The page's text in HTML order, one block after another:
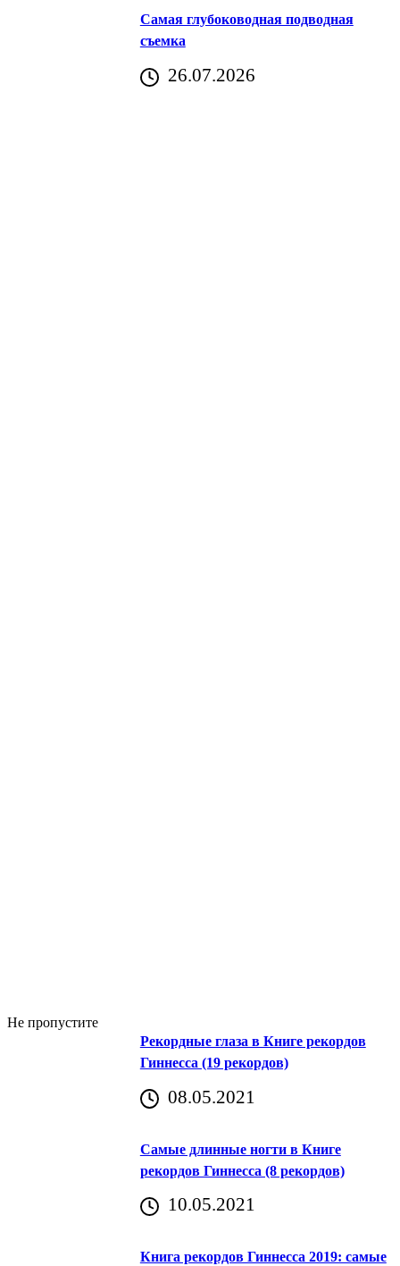
Самая глубоководная подводная
съемка
26.07.2026
Не пропустите
Рекордные глаза в Книге рекордов
Гиннесса (19 рекордов)
08.05.2021
Самые длинные ногти в Книге
рекордов Гиннесса (8 рекордов)
10.05.2021
Книга рекордов Гиннесса 2019: самые